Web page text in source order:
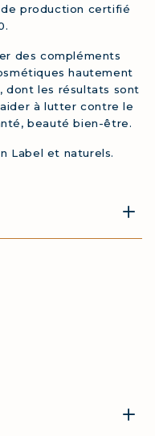
production certifié
des compléments
hautement
dont les résultats sont
à lutter contre le
beauté bien-être.
Label et naturels.